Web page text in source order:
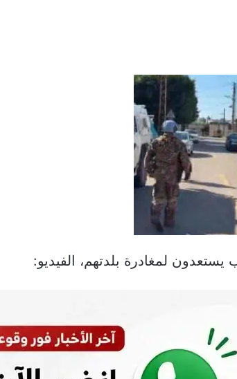
لمغادرة بلدتهم، الفيديو: